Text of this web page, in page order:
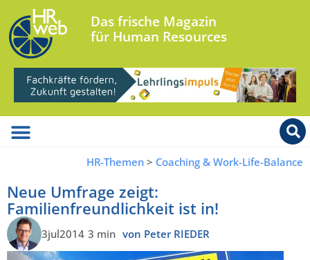
Das frische Magazin
für Human Resources
HR-Themen > Coaching & Work-Life-Balance
Neue Umfrage zeigt:
Familienfreundlichkeit ist in!
3jul2014 3 min von Peter RIEDER